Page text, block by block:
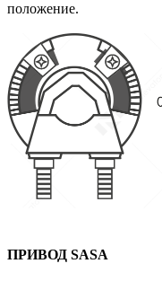
положение.
ПРИВОД SASA